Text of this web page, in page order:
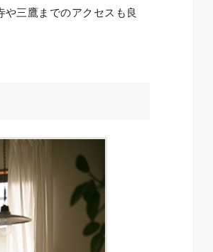
三鷹までのアクセスも良